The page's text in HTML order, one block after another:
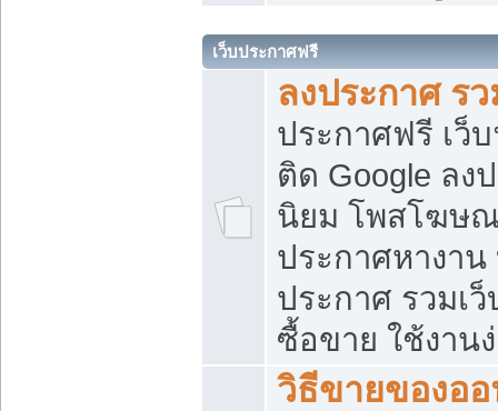
เว็บประกาศฟรี
ลงประกาศ ร
ประกาศฟรี เว็
ติด Google ลง
นิยม โพสโฆษ
ประกาศหางาน
ประกาศ รวมเ
ซื้อขาย ใช้งาน
วิธีขายของอ